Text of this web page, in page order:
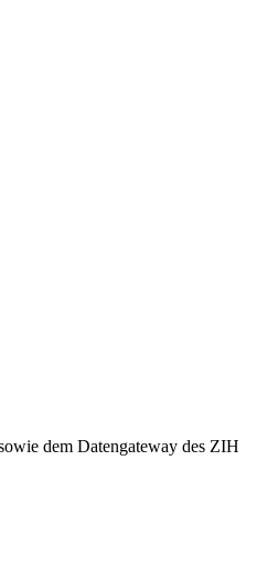
dem Datengateway des ZIH